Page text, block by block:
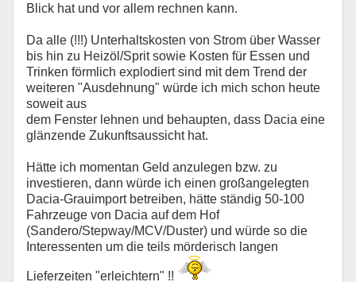
Blick hat und vor allem rechnen kann.
Da alle (!!!) Unterhaltskosten von Strom über Wasser
bis hin zu Heizöl/Sprit sowie Kosten für Essen und
Trinken förmlich explodiert sind mit dem Trend der
weiteren "Ausdehnung" würde ich mich schon heute
soweit aus
dem Fenster lehnen und behaupten, dass Dacia eine
glänzende Zukunftsaussicht hat.
Hätte ich momentan Geld anzulegen bzw. zu
investieren, dann würde ich einen großangelegten
Dacia-Grauimport betreiben, hätte ständig 50-100
Fahrzeuge von Dacia auf dem Hof
(Sandero/Stepway/MCV/Duster) und würde so die
Interessenten um die teils mörderisch langen
Lieferzeiten "erleichtern" !!